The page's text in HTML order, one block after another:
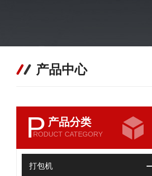
产品中心
P 产品分类
RODUCT CATEGORY
打包机